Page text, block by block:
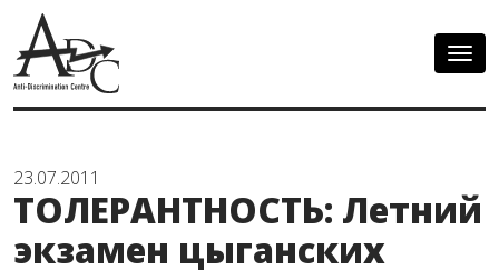
23.07.2011
ТОЛЕРАНТНОСТЬ: Летний
экзамен цыганских